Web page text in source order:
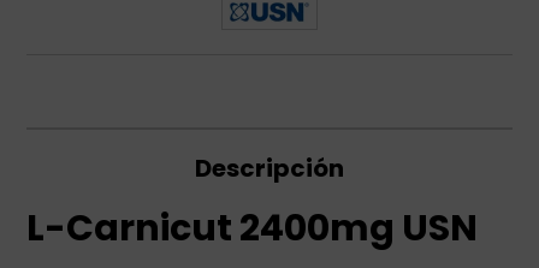
Descripción
L-Carnicut 2400mg USN